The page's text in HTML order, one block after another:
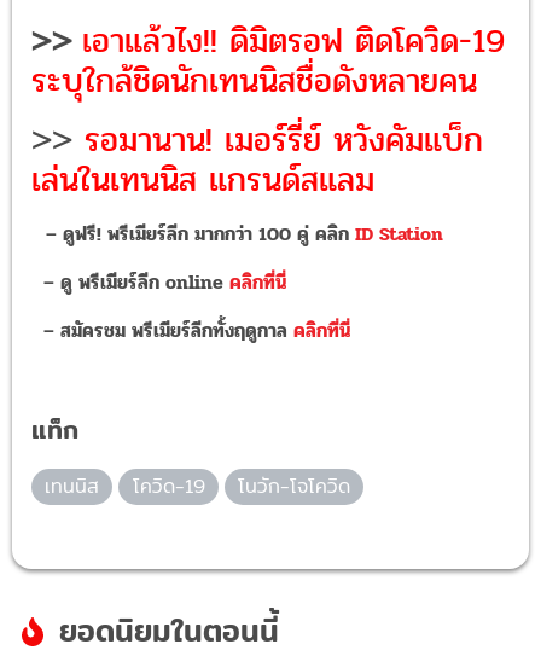
>> เอาแล้วไง!! ดิมิตรอฟ ติดโควิด-19
ระบุใกล้ชิดนักเทนนิสชื่อดังหลายคน
>> รอมานาน! เมอร์รี่ย์ หวังคัมแบ็ก
เล่นในเทนนิส แกรนด์สแลม
– ดูฟรี! พรีเมียร์ลีก มากกว่า 100 คู่ คลิก ID Station
– ดู พรีเมียร์ลีก online คลิกที่นี่
– สมัครชม พรีเมียร์ลีกทั้งฤดูกาล คลิกที่นี่
แท็ก
เทนนิส โควิด-19 โนวัก-โจโควิด
ยอดนิยมในตอนนี้